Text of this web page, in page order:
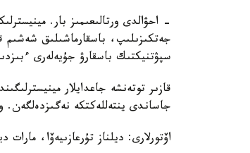
- احۋالدى ورتالىعىمىز بار.
جەتكىزىلىپ، باسقارماشىلىق شەشىم
سپۋتنيكتىك باسقارۋ جۇيەلەرى
جاساندى ينتەللەكتكە نەگىزدەلگەن.
اۆتورلارى: ديلناز تۇرعازىيەۆا، مارات